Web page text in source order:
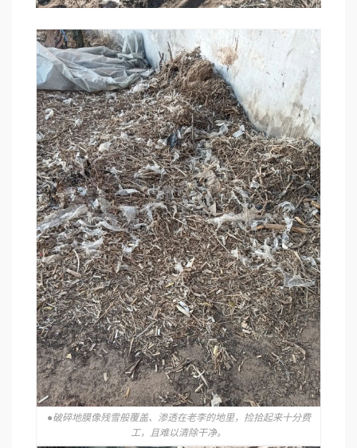
●破碎地膜像残雪般覆盖、渗透在老李的地里，捡拾起来十分费
工，且难以清除干净。